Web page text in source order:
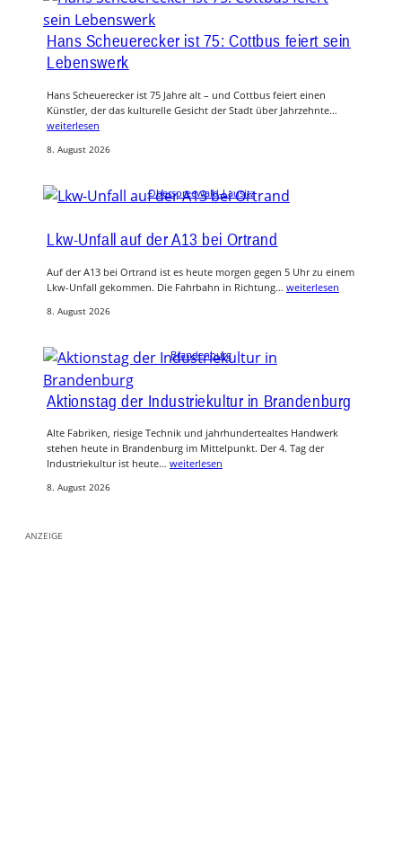
Hans Scheuerecker ist 75: Cottbus feiert sein
Lebenswerk
Hans Scheuerecker ist 75 Jahre alt – und Cottbus feiert einen
Künstler, der das kulturelle Gesicht der Stadt über Jahrzehnte…
weiterlesen
8. August 2026
Oberspreewald-Lausitz
Lkw-Unfall auf der A13 bei Ortrand
Auf der A13 bei Ortrand ist es heute morgen gegen 5 Uhr zu einem
Lkw-Unfall gekommen. Die Fahrbahn in Richtung… weiterlesen
8. August 2026
Brandenburg
Aktionstag der Industriekultur in Brandenburg
Alte Fabriken, riesige Technik und jahrhundertealtes Handwerk
stehen heute in Brandenburg im Mittelpunkt. Der 4. Tag der
Industriekultur ist heute… weiterlesen
8. August 2026